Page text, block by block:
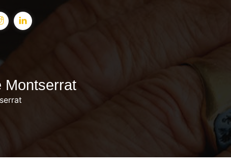
Montserrat